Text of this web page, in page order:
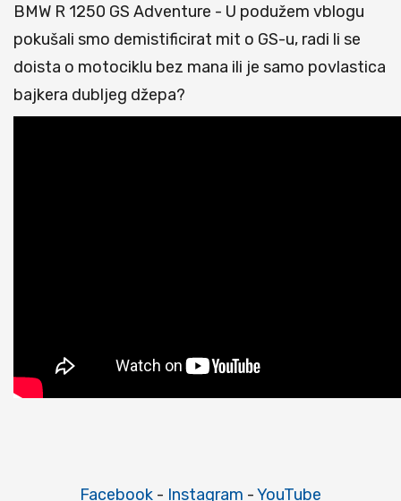
BMW R 1250 GS Adventure - U podužem vblogu
pokušali smo demistificirat mit o GS-u, radi li se
doista o motociklu bez mana ili je samo povlastica
bajkera dubljeg džepa?
Facebook - Instagram -YouTube